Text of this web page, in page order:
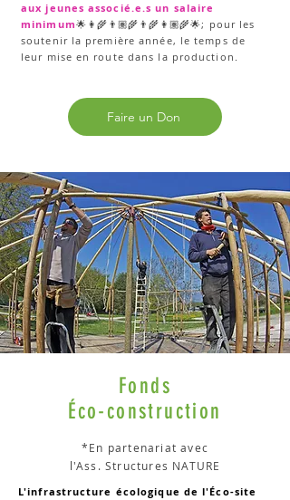
aux jeunes associé.e.s un salaire
minimum🌟👩‍🌾👨🏽‍🌾👨‍🌾👩🏽‍🌾🌟; pour les
soutenir la première année, le temps de
leur mise en route dans la production.
Faire un Don
Fonds
Éco-construction
*En partenariat avec
l'Ass. Structures NATURE
L'infrastructure écologique de l'Éco-site